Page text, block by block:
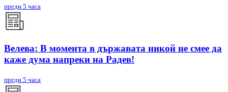
преди 5 часа
Велева: В момента в държавата никой не смее да
каже дума напреки на Радев!
преди 5 часа